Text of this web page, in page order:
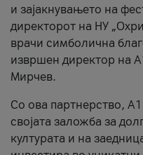
и зајакнувањето на
директорот на НУ
врачи симболична
извршен директор на
Мирчев.
Со ова партнерство,
својата заложба за
културата и на